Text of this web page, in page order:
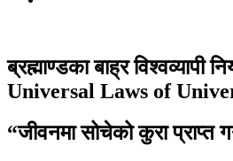
ब्रह्माण्डका बाह्र विश्वव्यापी
Universal Laws of
“जीवनमा सोचेको कुरा प्राप्त